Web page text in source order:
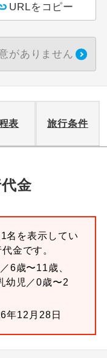
URLをコピー
がありません
表 旅行条件
金
名を表示してい
金です。
6歳〜11歳、
幼児／0歳〜2
年12月28日